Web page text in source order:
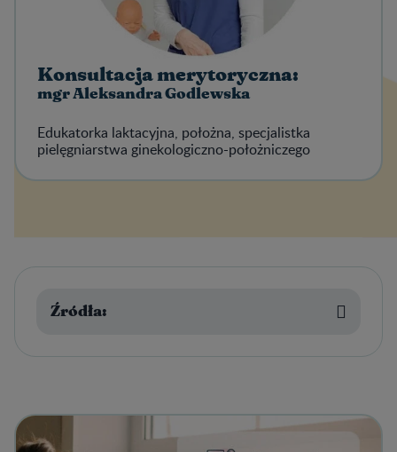
Konsultacja merytoryczna:
mgr Aleksandra Godlewska
Edukatorka laktacyjna, położna, specjalistka
pielęgniarstwa ginekologiczno-położniczego
Źródła: